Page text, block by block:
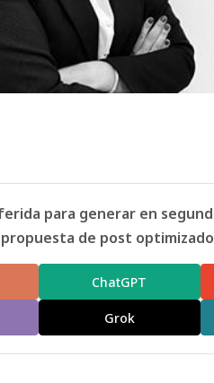
para generar en
de post
ChatGPT
Grok